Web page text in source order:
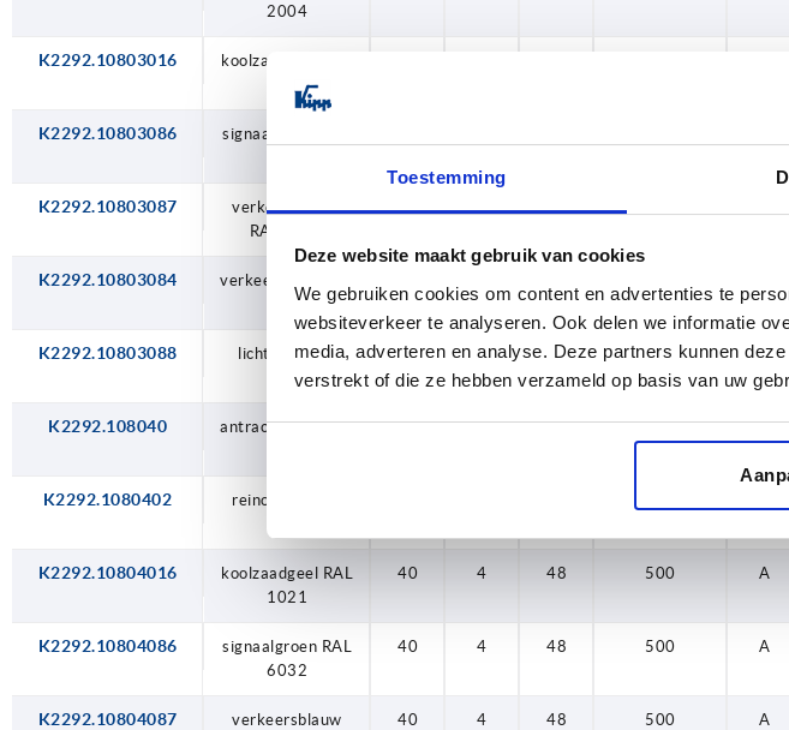
Toestemming
Deze website maakt gebruik van cookies
We gebruiken cookies om content en advertenties te
websiteverkeer te analyseren. Ook delen we informatie
media, adverteren en analyse. Deze partners kunnen
verstrekt of die ze hebben verzameld op basis van uw
2004
K2292.10803016
koolzaadgeel RAL
1021
K2292.10803086
signaalgroen RAL
K2292.10803087
verkeersblauw
RAL 5017
30 4 38
K2292.10803084
verkeersrood RAL
3020
K2292.10803088
lichtgrijs RAL
7035
30 4 38 500 A
K2292.108040
antracietgrijs RAL
40 4 48 500 A
K2292.1080402
reinoranje RAL
K2292.10804016
koolzaadgeel RAL
1021
40 4 48 500 A
K2292.10804086
signaalgroen RAL
6032
40 4 48 500 A
K2292.10804087
verkeersblauw
40 4 48 500 A